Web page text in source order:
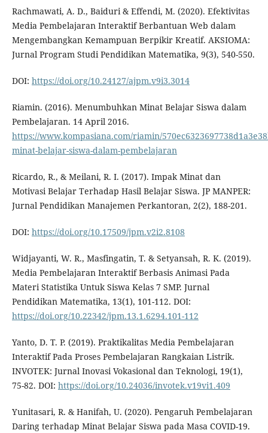
Rachmawati, A. D., Baiduri & Effendi, M. (2020). Efektivitas
Media Pembelajaran Interaktif Berbantuan Web dalam
Mengembangkan Kemampuan Berpikir Kreatif. AKSIOMA:
Jurnal Program Studi Pendidikan Matematika, 9(3), 540-550.
DOI: https://doi.org/10.24127/ajpm.v9i3.3014
Riamin. (2016). Menumbuhkan Minat Belajar Siswa dalam
Pembelajaran. 14 April 2016.
https://www.kompasiana.com/riamin/
minat-belajar-siswa-dalam-pembelajaran
Ricardo, R., & Meilani, R. I. (2017). Impak Minat dan
Motivasi Belajar Terhadap Hasil Belajar Siswa. JP MANPER:
Jurnal Pendidikan Manajemen Perkantoran, 2(2), 188-201.
DOI: https://doi.org/10.17509/jpm.v2i2.8108
Widjayanti, W. R., Masfingatin, T. & Setyansah, R. K. (2019).
Media Pembelajaran Interaktif Berbasis Animasi Pada
Materi Statistika Untuk Siswa Kelas 7 SMP. Jurnal
Pendidikan Matematika, 13(1), 101-112. DOI:
https://doi.org/10.22342/jpm.13.1.6294.101-112
Yanto, D. T. P. (2019). Praktikalitas Media Pembelajaran
Interaktif Pada Proses Pembelajaran Rangkaian Listrik.
INVOTEK: Jurnal Inovasi Vokasional dan Teknologi, 19(1),
75-82. DOI: https://doi.org/10.24036/invotek.v19vi1.409
Yunitasari, R. & Hanifah, U. (2020). Pengaruh Pembelajaran
Daring terhadap Minat Belajar Siswa pada Masa COVID-19.